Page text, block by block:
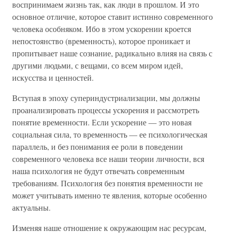
воспринимаем жизнь так, как люди в прошлом. И это
основное отличие, которое ставит истинно современного
человека особняком. Ибо в этом ускорении кроется
непостоянство (временность), которое проникает и
пропитывает наше сознание, радикально влияя на связь с
другими людьми, с вещами, со всем миром идей,
искусства и ценностей.
Вступая в эпоху супериндустриализации, мы должны
проанализировать процессы ускорения и рассмотреть
понятие временности. Если ускорение — это новая
социальная сила, то временность — ее психологическая
параллель, и без понимания ее роли в поведении
современного человека все наши теории личности, вся
наша психология не будут отвечать современным
требованиям. Психология без понятия временности не
может учитывать именно те явления, которые особенно
актуальны.
Изменяя наше отношение к окружающим нас ресурсам,